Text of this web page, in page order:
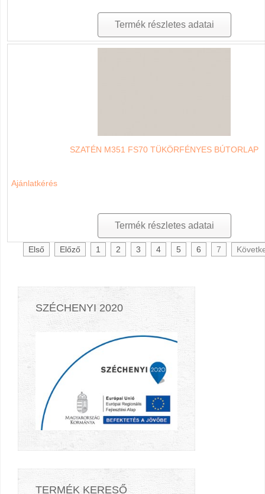
Termék részletes adatai
SZATÉN M351 FS70 TÜKÖRFÉNYES BÚTORLAP
Ajánlatkérés
Termék részletes adatai
Első Előző 1 2 3 4 5 6 7
SZÉCHENYI 2020
TERMÉK KERESŐ